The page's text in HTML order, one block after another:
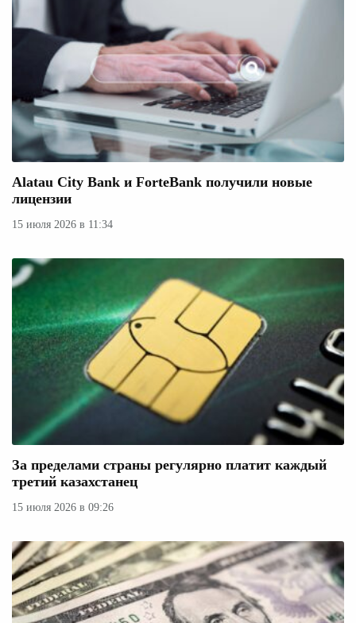
Alatau City Bank и ForteBank получили новые
лицензии
15 июля 2026 в 11:34
За пределами страны регулярно платит каждый
третий казахстанец
15 июля 2026 в 09:26